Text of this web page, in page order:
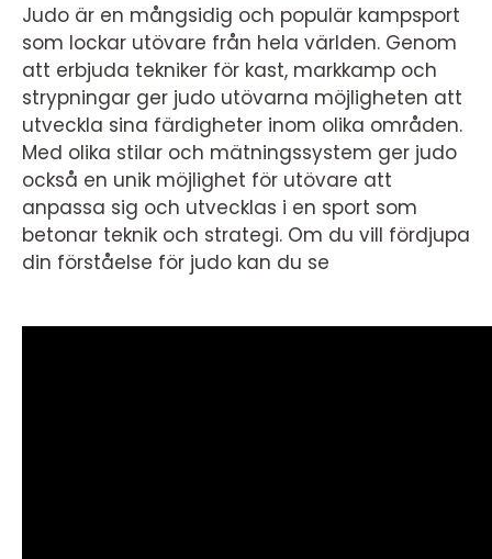
Judo är en mångsidig och populär kampsport
som lockar utövare från hela världen. Genom
att erbjuda tekniker för kast, markkamp och
strypningar ger judo utövarna möjligheten att
utveckla sina färdigheter inom olika områden.
Med olika stilar och mätningssystem ger judo
också en unik möjlighet för utövare att
anpassa sig och utvecklas i en sport som
betonar teknik och strategi. Om du vill fördjupa
din förståelse för judo kan du se